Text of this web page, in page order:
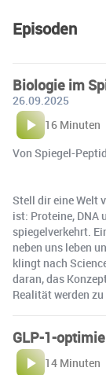
Episoden
Biologie im
26.09.2025
16 Minuten
Von Spiegel-
Stell dir eine Welt
ist: Proteine, DNA
spiegelverkehrt.
neben uns leben
klingt nach
daran, das
Realität werden
GLP-1-
14 Minuten